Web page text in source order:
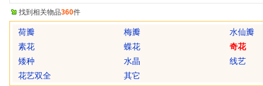
找到相关物品360件
荷瓣 梅瓣
水仙瓣
素花
蝶花
奇花
矮种
水晶
线艺
花艺双全
其它